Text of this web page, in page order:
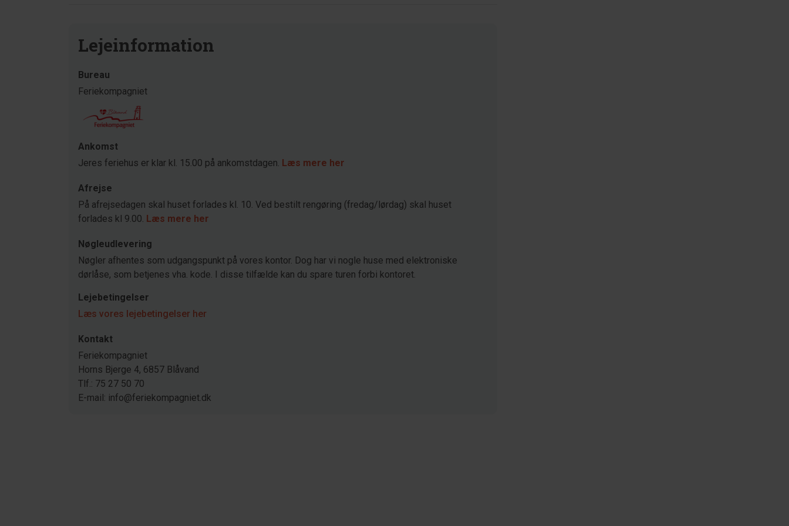
Lejeinformation
Bureau
Feriekompagniet
Ankomst
Jeres feriehus er klar kl. 15.00 på ankomstdagen. Læs mere her
Afrejse
På afrejsedagen skal huset forlades kl. 10. Ved bestilt rengøring (fredag/lørdag) skal huset
forlades kl 9.00. Læs mere her
Nøgleudlevering
Nøgler afhentes som udgangspunkt på vores kontor. Dog har vi nogle huse med elektroniske
dørlåse, som betjenes vha. kode. I disse tilfælde kan du spare turen forbi kontoret.
Lejebetingelser
Læs vores lejebetingelser her
Kontakt
Feriekompagniet
Horns Bjerge 4, 6857 Blåvand
Tlf.: 75 27 50 70
E-mail: info@feriekompagniet.dk